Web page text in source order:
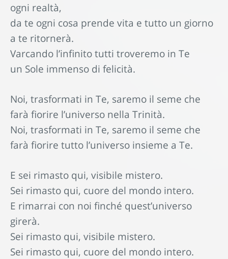
ogni realtà,
da te ogni cosa prende vita e tutto un giorno
a te ritornerà.
Varcando l’infinito tutti troveremo in Te
un Sole immenso di felicità.
Noi, trasformati in Te, saremo il seme che
farà fiorire l’universo nella Trinità.
Noi, trasformati in Te, saremo il seme che
farà fiorire tutto l’universo insieme a Te.
E sei rimasto qui, visibile mistero.
Sei rimasto qui, cuore del mondo intero.
E rimarrai con noi finché quest’universo
girerà.
Sei rimasto qui, visibile mistero.
Sei rimasto qui, cuore del mondo intero.